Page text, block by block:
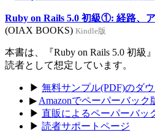
Ruby on Rails 5.0 初級①: 経路、
(OIAX BOOKS) Kindle版
本書は、『Ruby on Rails 5.0 初
読者として想定しています。
▶ 無料サンプル(PDF)のダ
▶ Amazonでペーパーバック
▶ 直販によるペーパーバッ
▶ 読者サポートページ